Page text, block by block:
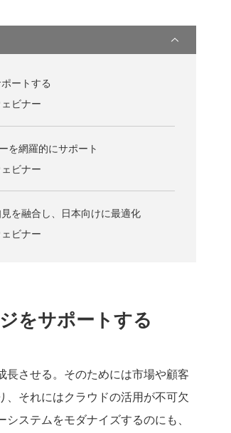
ートする
ビナー
を網羅的にサポート
ビナー
を融合し、日本向けに最適化
ビナー
をサポートする
させる。そのためには市場や顧客
それにはクラウドの活用が不可欠
ステムをモダナイズするのにも、